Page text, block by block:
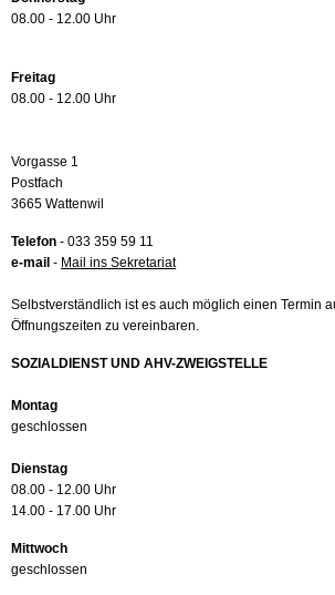
08.00 - 12.00 Uhr
Freitag
08.00 - 12.00 Uhr
Vorgasse 1
Postfach
3665 Wattenwil
Telefon - 033 359 59 11
e-mail - Mail ins Sekretariat
Selbstverständlich ist es auch möglich einen Termin
Öffnungszeiten zu vereinbaren.
SOZIALDIENST UND AHV-ZWEIGSTELLE
Montag
geschlossen
Dienstag
08.00 - 12.00 Uhr
14.00 - 17.00 Uhr
Mittwoch
geschlossen